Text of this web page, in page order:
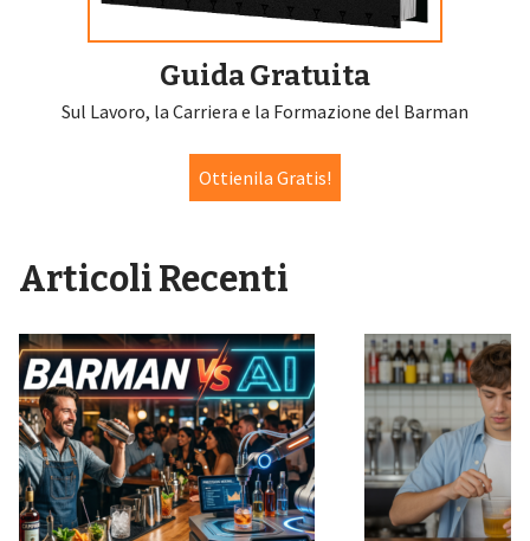
Guida Gratuita
Sul Lavoro, la Carriera e la Formazione del Barman
Ottienila Gratis!
Articoli Recenti